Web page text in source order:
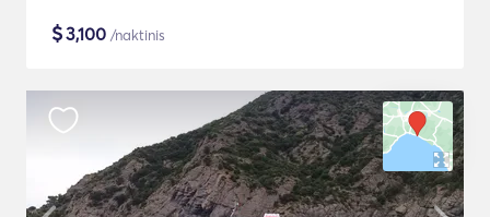
$3,100 /naktinis